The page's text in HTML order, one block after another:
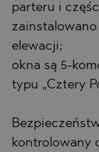
parteru i
elewacji;
okna są 5-
typu „Cztery
kontrolowany